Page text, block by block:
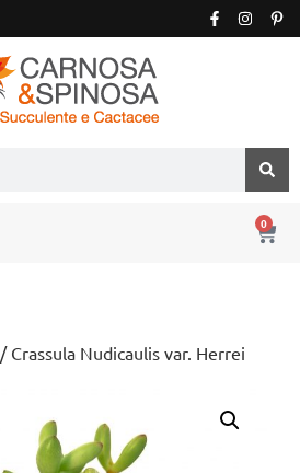
0
/ Crassula Nudicaulis var. Herrei